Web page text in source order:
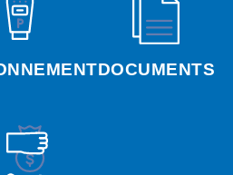
DOCUMENTS